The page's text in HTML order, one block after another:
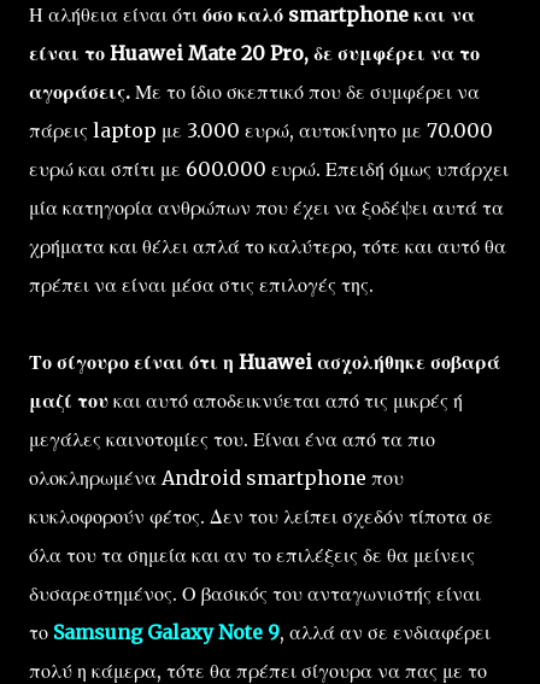
Η αλήθεια είναι ότι όσο καλό smartphone και να
είναι το Huawei Mate 20 Pro, δε συμφέρει να το
αγοράσεις. Με το ίδιο σκεπτικό που δε συμφέρει να
πάρεις laptop με 3.000 ευρώ, αυτοκίνητο με 70.000
ευρώ και σπίτι με 600.000 ευρώ. Επειδή όμως υπάρχει
μία κατηγορία ανθρώπων που έχει να ξοδέψει αυτά τα
χρήματα και θέλει απλά το καλύτερο, τότε και αυτό θα
πρέπει να είναι μέσα στις επιλογές της.
Το σίγουρο είναι ότι η Huawei ασχολήθηκε σοβαρά
μαζί του και αυτό αποδεικνύεται από τις μικρές ή
μεγάλες καινοτομίες του. Είναι ένα από τα πιο
ολοκληρωμένα Android smartphone που
κυκλοφορούν φέτος. Δεν του λείπει σχεδόν τίποτα σε
όλα του τα σημεία και αν το επιλέξεις δε θα μείνεις
δυσαρεστημένος. Ο βασικός του ανταγωνιστής είναι
το Samsung Galaxy Note 9, αλλά αν σε ενδιαφέρει
πολύ η κάμερα, τότε θα πρέπει σίγουρα να πας με το